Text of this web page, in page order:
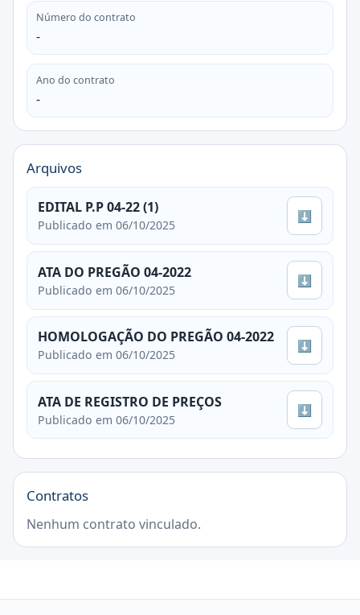
Número do contrato
-
Ano do contrato
-
Arquivos
EDITAL P.P 04-22 (1)
Publicado em 06/10/2025
⬇
ATA DO PREGÃO 04-2022
Publicado em 06/10/2025
⬇
HOMOLOGAÇÃO DO PREGÃO 04-2022
Publicado em 06/10/2025
⬇
ATA DE REGISTRO DE PREÇOS
Publicado em 06/10/2025
⬇
Contratos
Nenhum contrato vinculado.